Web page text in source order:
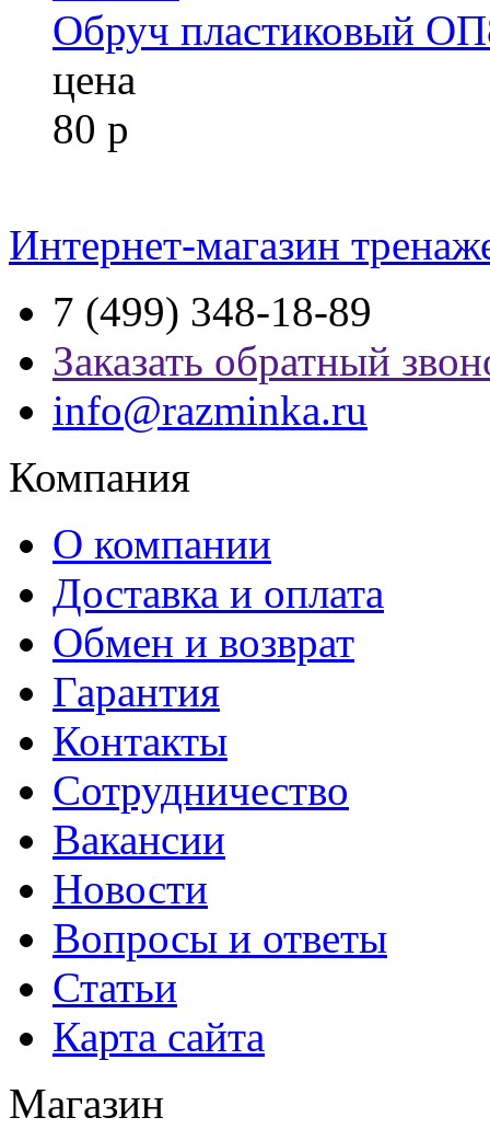
Обруч пластиковый
цена
80 р
Интернет-магазин
7 (499) 348-18-89
Заказать обратный
info@razminka.ru
Компания
О компании
Доставка и оплата
Обмен и возврат
Гарантия
Контакты
Сотрудничество
Вакансии
Новости
Вопросы и ответы
Статьи
Карта сайта
Магазин